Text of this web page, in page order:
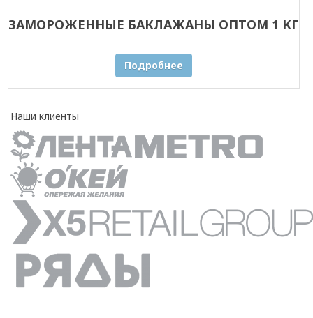
ЗАМОРОЖЕННЫЕ БАКЛАЖАНЫ ОПТОМ 1 КГ
Подробнее
Наши клиенты